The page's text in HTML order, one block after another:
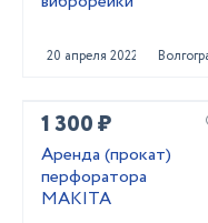
20 апреля 2022
1 300 ₽
Аренда (прокат)
перфоратора
MAKITA